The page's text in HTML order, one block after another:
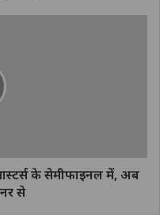
के सेमीफाइनल में, अब
से